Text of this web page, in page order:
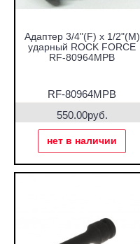
Адаптер 3/4"(F) х 1/2"(М)
ударный ROCK FORCE
RF-80964MPB
RF-80964MPB
550.00руб.
нет в наличии